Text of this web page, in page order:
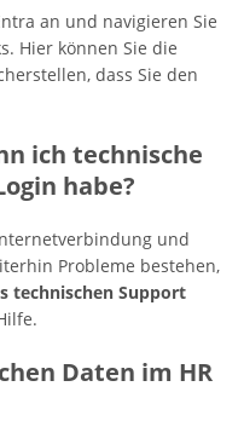
an und navigieren Sie
Hier können Sie die
dass Sie den
ich technische
habe?
und
Probleme bestehen,
technischen Support
Daten im HR